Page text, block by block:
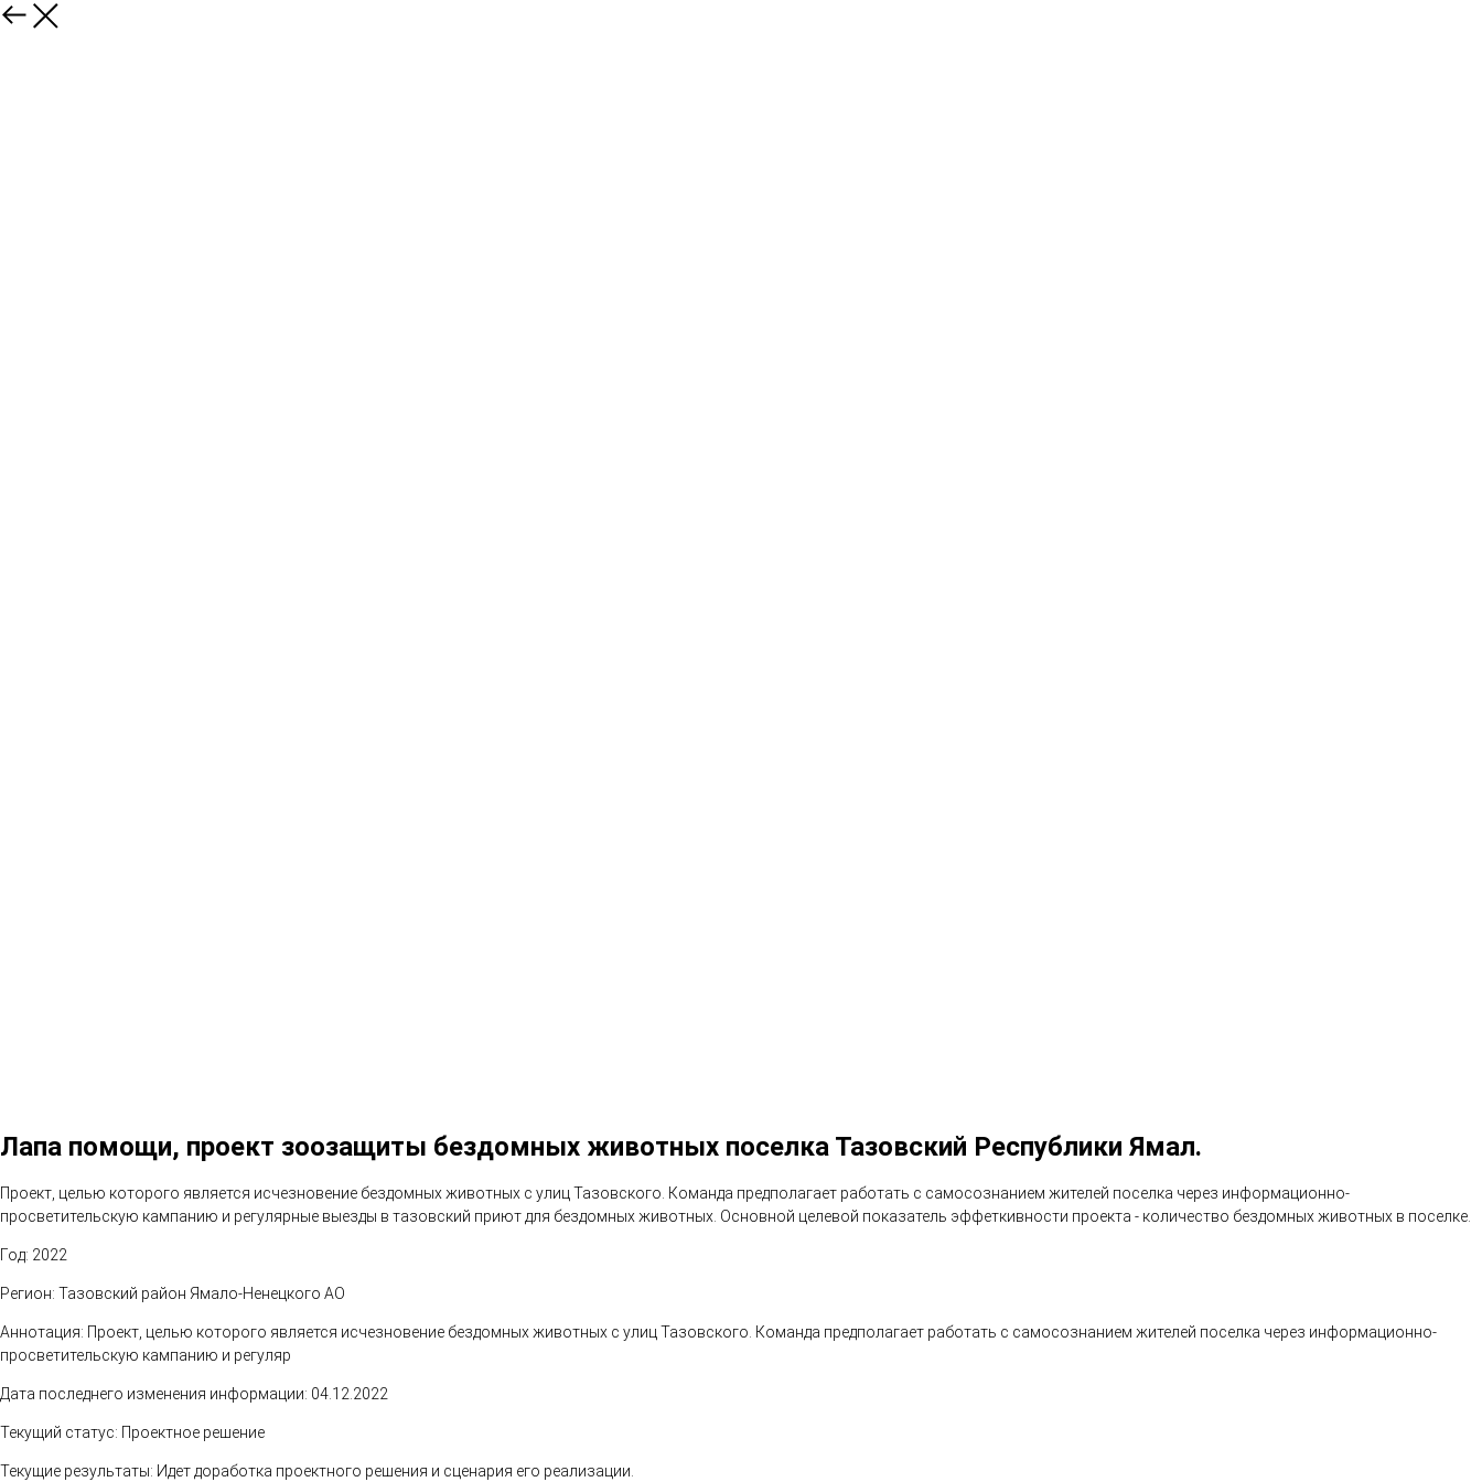
Лапа помощи, проект зоозащиты бездомных животных поселка Тазовский Республики Ямал.
Проект, целью которого является исчезновение бездомных животных с улиц Тазовского. Команда предполагает работать с самосознанием жителей поселка через информационно-
просветительскую кампанию и регулярные выезды в тазовский приют для бездомных животных. Основной целевой показатель эффеткивности проекта - количество бездомных животных в поселке.
Год: 2022
Регион: Тазовский район Ямало-Ненецкого АО
Аннотация: Проект, целью которого является исчезновение бездомных животных с улиц Тазовского. Команда предполагает работать с самосознанием жителей поселка через информационно-
просветительскую кампанию и регуляр
Дата последнего изменения информации: 04.12.2022
Текущий статус: Проектное решение
Текущие результаты: Идет доработка проектного решения и сценария его реализации.